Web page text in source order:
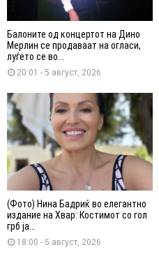
Балоните од концертот на Дино
Мерлин се продаваат на огласи,
луѓето се во...
20:01 - 5 август, 2026
(Фото) Нина Бадриќ во елегантно
издание на Хвар: Костимот со гол
грб ја...
18:00 - 5 август, 2026